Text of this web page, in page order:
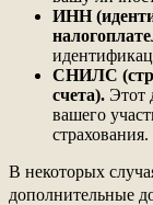
ИНН
СНИЛС
счета). Этот
вашего
страхования.
В некоторых
дополнительные